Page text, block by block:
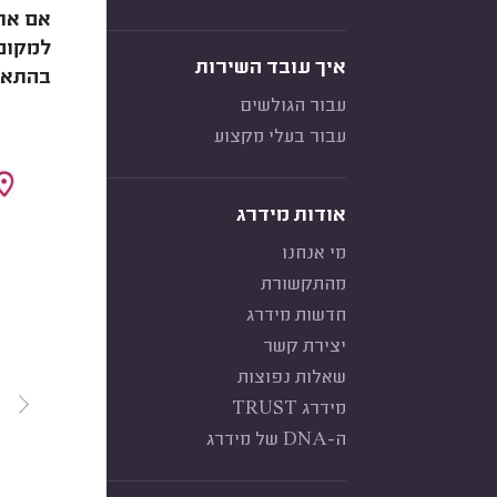
איך עובד השירות
עבור הגולשים
עבור בעלי מקצוע
אודות מידרג
מי אנחנו
מהתקשורת
חדשות מידרג
יצירת קשר
שאלות נפוצות
מידרג TRUST
ה-DNA של מידרג
אם